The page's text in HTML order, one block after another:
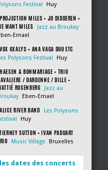
Festival
Huy
PROJECTION MILES + JO DIDDEREN +
WANT MILES
Jazz au Broukay
Emael
VOX OXALYS + ANA VAGA DUO ETC
Polysons Festival Huy
HAESEN & BONMARIAGE + TRIO
/ DARDENNE / DILLE +
ROSENBERG
Jazz au
Eben-Emael
ALICE RIVER BAND
Les Polysons
Huy
TIERNEY SUTTON + IVAN PADUART
Music Village Bruxelles
dates des concerts